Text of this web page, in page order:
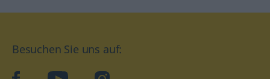
Besuchen Sie uns auf: